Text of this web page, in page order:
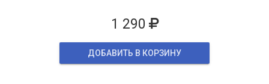
1 290
ДОБАВИТЬ В КОРЗИНУ